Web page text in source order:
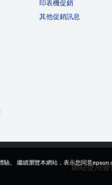
印表機促銷
其他促銷訊息
網站使用
驗。 繼續瀏覽本網站，表示您同意